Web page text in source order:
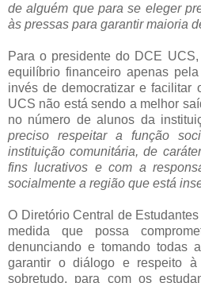
de alguém que para se eleger
às pressas para garantir maioria
Para o presidente do DCE
equilíbrio financeiro apenas
invés de democratizar e facilitar
UCS não está sendo a melhor
no número de alunos da
preciso respeitar a função
instituição comunitária, de
fins lucrativos e com a
socialmente a região que está
O Diretório Central de
medida que possa
denunciando e tomando todas
garantir o diálogo e respeito à
sobretudo, para com os